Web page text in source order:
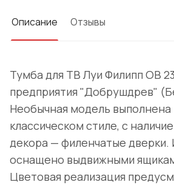
Описание Отзывы
Тумба для ТВ Луи Филипп ОВ
предприятия "Добрушдрев"
Необычная модель выполнена
классическом стиле, с
декора — филенчатые дверки.
оснащено выдвижными
Цветовая реализация